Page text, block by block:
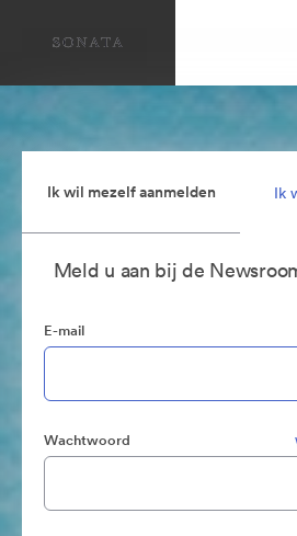
Ik wil mezelf aanmelden Ik
Meld u aan bij de
E-mail
Wachtwoord